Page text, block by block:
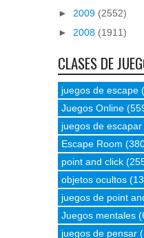
► 2009 (2552)
► 2008 (1911)
CLASES DE
juegos de escape
Juegos Online
juegos de escapar
Escape Room
point and click
objetos ocultos
juegos de point
Juegos mentales
juegos de pensar